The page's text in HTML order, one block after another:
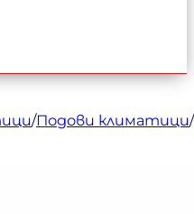
/Подови климатици/